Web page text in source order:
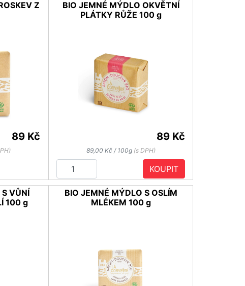
Z
89 Kč
BIO JEMNÉ MÝDLO OKVĚTNÍ
PLÁTKY RŮŽE 100 g
89 Kč
89,00 Kč / 100g (s DPH)
KOUPIT
VŮNÍ
100 g
BIO JEMNÉ MÝDLO S OSLÍM
MLÉKEM 100 g